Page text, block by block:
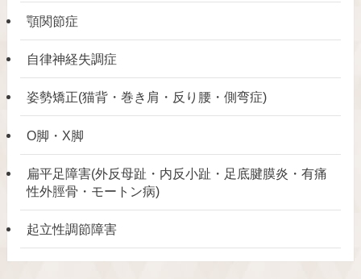
顎関節症
自律神経失調症
姿勢矯正(猫背・巻き肩・反り腰・側弯症)
O脚・X脚
扁平足障害(外反母趾・内反小趾・足底腱膜炎・有痛
性外脛骨・モートン病)
起立性調節障害